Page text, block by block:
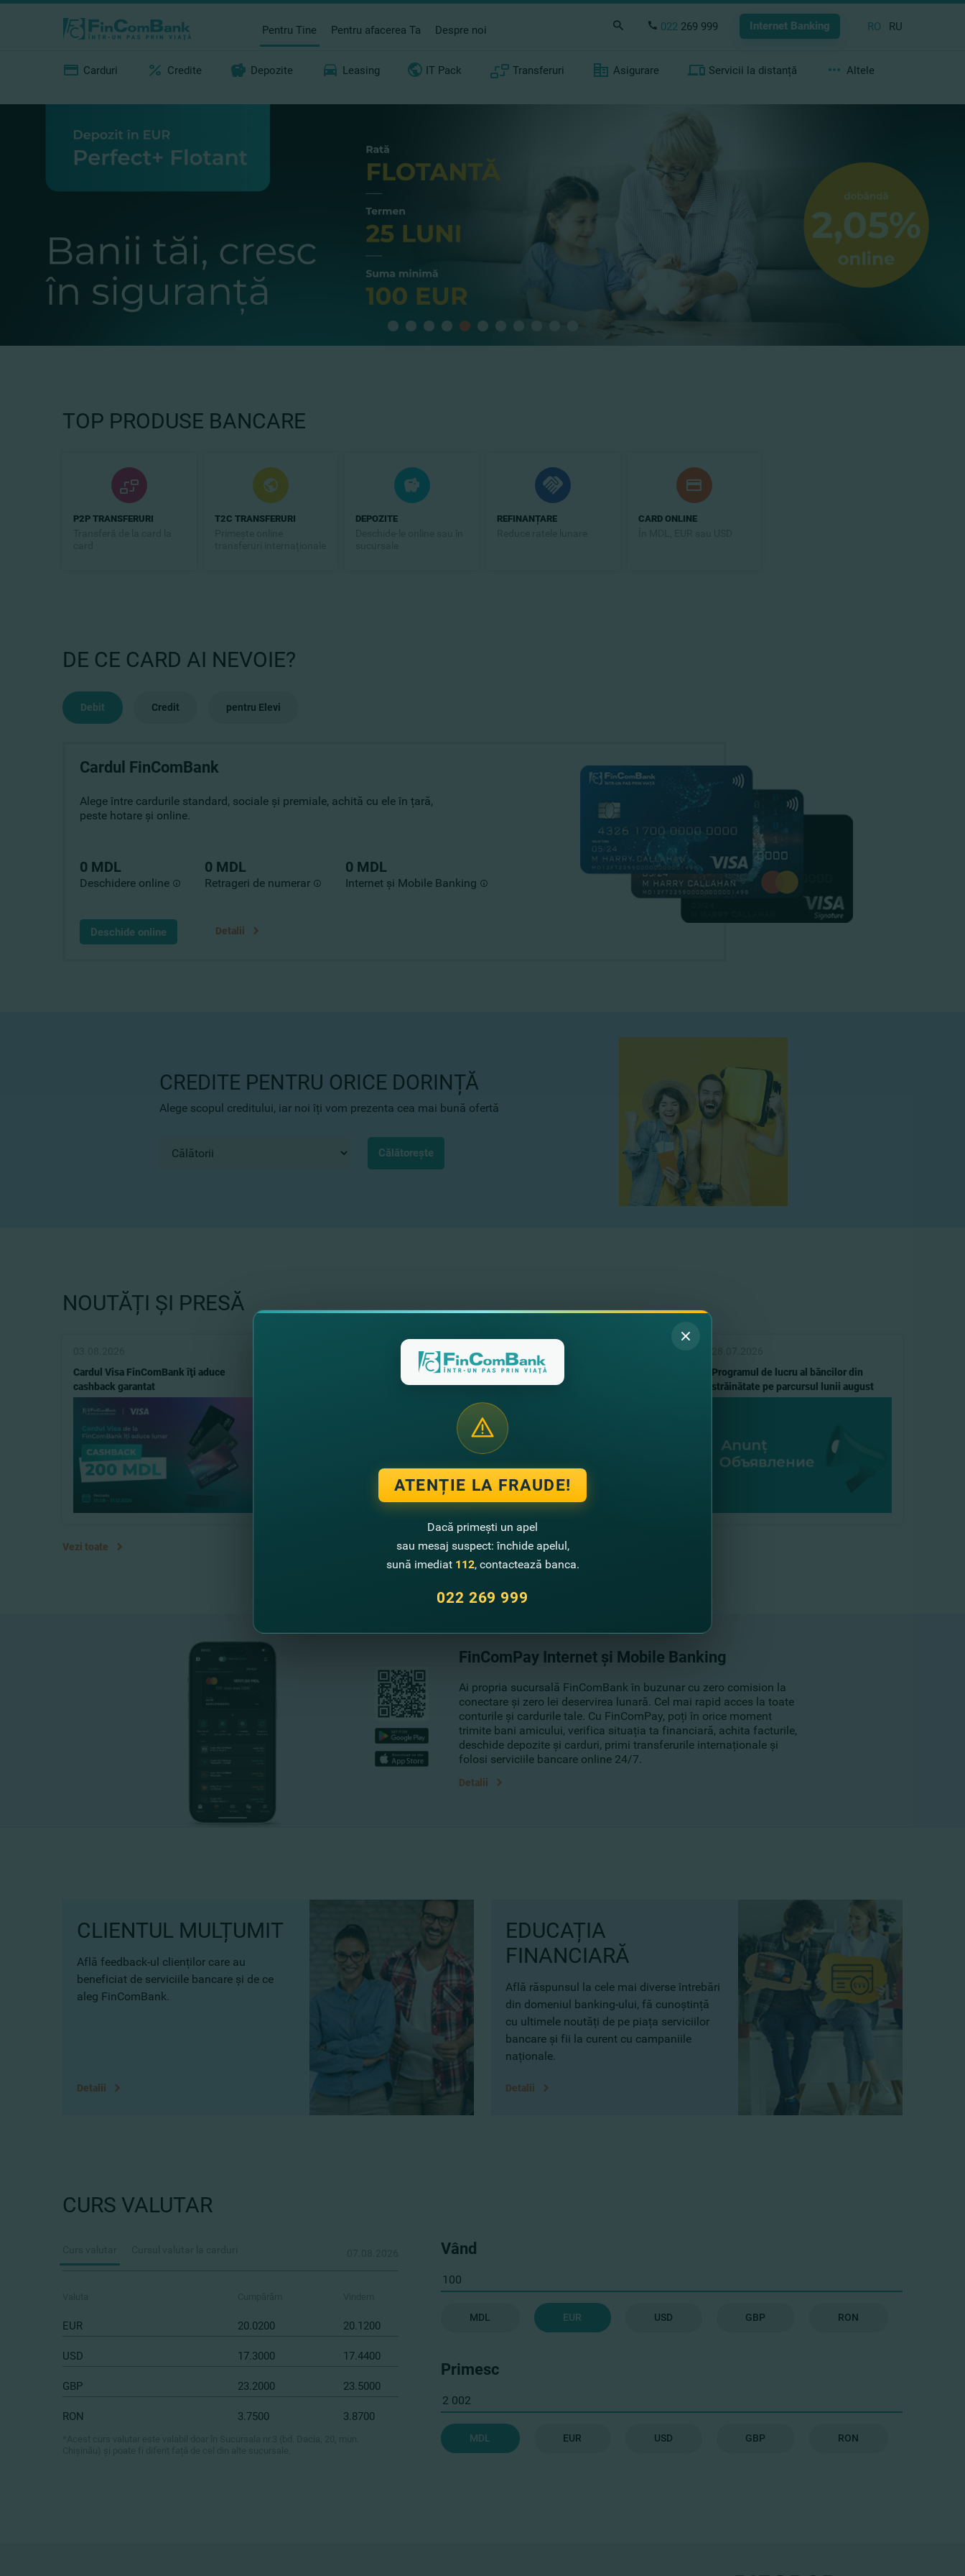
Pentru Tine Pentru afacerea Ta Despre noi 022 269 999 Internet Banking RO RU
Carduri Credite Depozite Leasing IT Pack Transferuri Asigurare Servicii la distanță Altele
TOP PRODUSE BANCARE
P2P TRANSFERURI T2C TRANSFERURI DEPOZITE REFINANȚARE CARD ONLINE
DE CE CARD AI NEVOIE?
Debit Credit pentru Elevi
Cardul FinComBank
Alege între cardurile standard, sociale și premiale, achită cu ele în țară,
peste hotare și online.
0 MDL
Deschidere online
0 MDL
Retrageri de numerar
0 MDL
Internet și Mobile Banking
Deschide online Detalii
CREDITE PENTRU ORICE DORINȚĂ
Alege scopul creditului, iar noi îți vom prezenta cea mai bună ofertă
Călătorește
NOUTĂȚI ȘI PRESĂ
Cardul Visa FinComBank îţi aduce
cashback garantat
Indisponibilitate servicii pe data de
31.07.2026, în intervalul 23:00 – 24:00
29.07.2026
Indisponibilitate servicii pe data de
29.07.2026, în intervalul 23:00 – 24:00
Programul de lucru al băncilor din
străinătate pe parcursul lunii august
Vezi toate
FinComPay Internet și Mobile Banking
Ai propria sucursală FinComBank în buzunar cu zero comision la
conectare şi zero lei deservirea lunară. Cel mai rapid acces la toate
conturile și cardurile tale. Cu FinComPay, poți în orice moment
trimite bani amicului, verifica situația ta financiară, achita facturile,
deschide depozite și carduri, primi transferurile internaționale și
folosi serviciile bancare online 24/7.
Detalii
CLIENTUL MULȚUMIT
Află feedback-ul clienților care au
beneficiat de serviciile bancare și de ce
aleg FinComBank.
Detalii
EDUCAȚIA
FINANCIARĂ
Află răspunsul la cele mai diverse întrebări
din domeniul banking-ului, fă cunoștință
cu ultimele noutăți de pe piața serviciilor
bancare și fii la curent cu campaniile
naționale.
Detalii
CURS VALUTAR
EUR 20.0200 20.1200
USD 17.3000 17.4400
GBP 23.2000 23.5000
RON 3.7500 3.8700
Vând
MDL EUR USD GBP RON
Primesc
MDL EUR USD GBP RON
ATENȚIE LA FRAUDE!
Dacă primești un apel
sau mesaj suspect: închide apelul,
sună imediat 112, contactează banca.
022 269 999